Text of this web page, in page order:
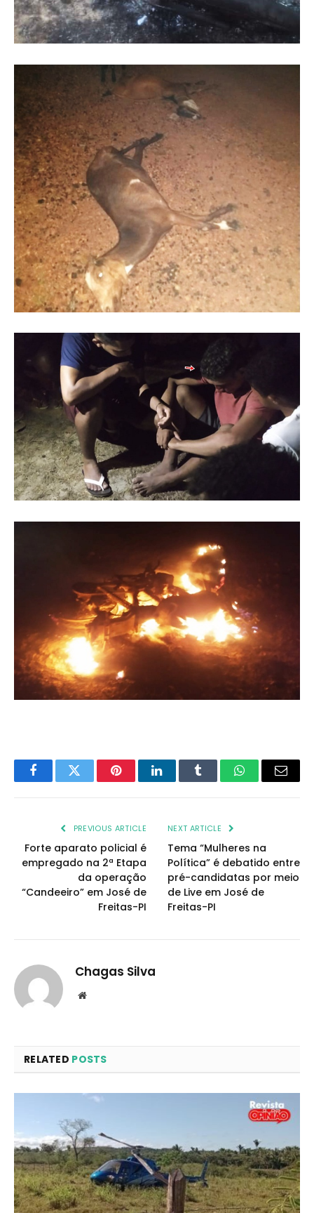
FacebookTwitter PinterestLinkedInTumblr WhatsAppEmail
PREVIOUS ARTICLE
Forte aparato policial é
empregado na 2ª Etapa
da operação
“Candeeiro” em José de
Freitas-PI
NEXT ARTICLE
Tema “Mulheres na
Política” é debatido entre
pré-candidatas por meio
de Live em José de
Freitas-PI
Chagas Silva
Website
RELATED POSTS